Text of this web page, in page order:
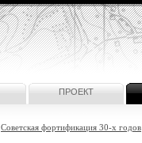
ПРОЕКТ
Советская фортификация 30-х годов